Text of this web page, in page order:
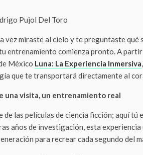
Pujol Del Toro
vez miraste al cielo y te preguntaste
entrenamiento comienza pronto. A
México Luna: La Experiencia Inmersiva
que te transportará directamente al
una visita, un entrenamiento real
de las películas de ciencia ficción; aquí
años de investigación, esta
para recrear cada segundo del